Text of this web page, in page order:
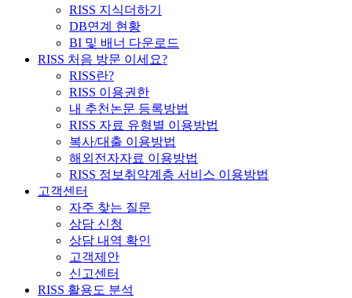
RISS 지식더하기
DB연계 현황
BI 및 배너 다운로드
RISS 처음 방문 이세요?
RISS란?
RISS 이용권한
내 추천논문 등록방법
RISS 자료 유형별 이용방법
복사/대출 이용방법
해외전자자료 이용방법
RISS 정보취약계층 서비스 이용방법
고객센터
자주 찾는 질문
상담 신청
상담 내역 확인
고객제안
신고센터
RISS 활용도 분석